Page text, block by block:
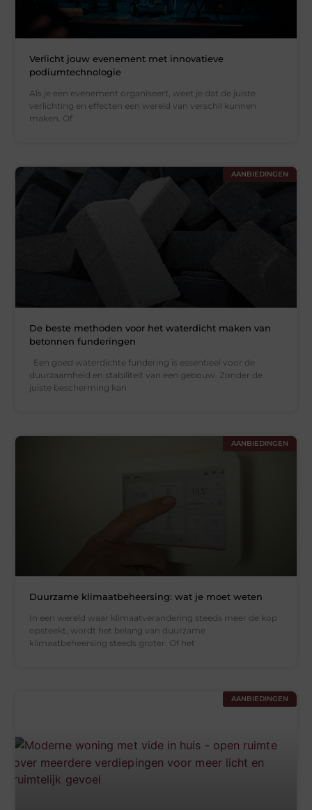
Verlicht jouw evenement met innovatieve
podiumtechnologie
Als je een evenement organiseert, weet je dat de juiste
verlichting en effecten een wereld van verschil kunnen
maken. Of
AANBIEDINGEN
De beste methoden voor het waterdicht maken van
betonnen funderingen
Een goed waterdichte fundering is essentieel voor de
duurzaamheid en stabiliteit van een gebouw. Zonder de
juiste bescherming kan
AANBIEDINGEN
Duurzame klimaatbeheersing: wat je moet weten
In een wereld waar klimaatverandering steeds meer de kop
opsteekt, wordt het belang van duurzame
klimaatbeheersing steeds groter. Of het
AANBIEDINGEN